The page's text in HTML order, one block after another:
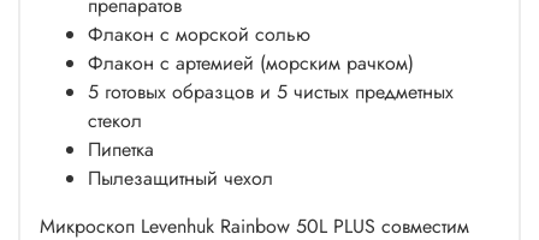
препаратов
Флакон с морской солью
Флакон с артемией (морским рачком)
5 готовых образцов и 5 чистых предметных
стекол
Пипетка
Пылезащитный чехол
Микроскоп Levenhuk Rainbow 50L PLUS совместим